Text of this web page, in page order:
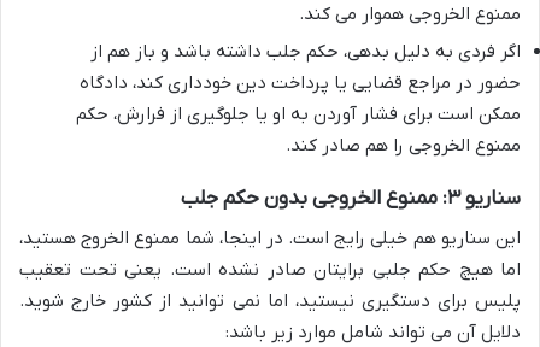
ممنوع الخروجی هموار می کند.
اگر فردی به دلیل بدهی، حکم جلب داشته باشد و باز هم از
حضور در مراجع قضایی یا پرداخت دین خودداری کند، دادگاه
ممکن است برای فشار آوردن به او یا جلوگیری از فرارش، حکم
ممنوع الخروجی را هم صادر کند.
سناریو ۳: ممنوع الخروجی بدون حکم جلب
این سناریو هم خیلی رایج است. در اینجا، شما ممنوع الخروج هستید،
اما هیچ حکم جلبی برایتان صادر نشده است. یعنی تحت تعقیب
پلیس برای دستگیری نیستید، اما نمی توانید از کشور خارج شوید.
دلایل آن می تواند شامل موارد زیر باشد: